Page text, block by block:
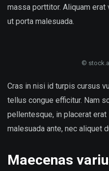
massa porttitor. Aliquam
ut porta malesuada.
©
Cras in nisi id turpis cursus
tellus congue efficitur. Nam
pellentesque, in placerat
malesuada ante, nec aliquet
Maecenas